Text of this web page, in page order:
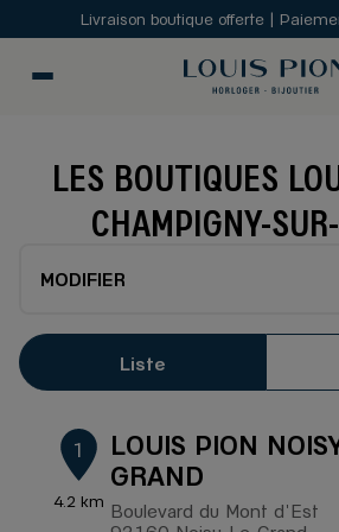
Livraison boutique offerte |
LES BOUTIQUES
CHAMPIGNY-
MODIFIER
Liste
1
4.2 km
LOUIS PION
GRAND
Boulevard du Mont d'Est